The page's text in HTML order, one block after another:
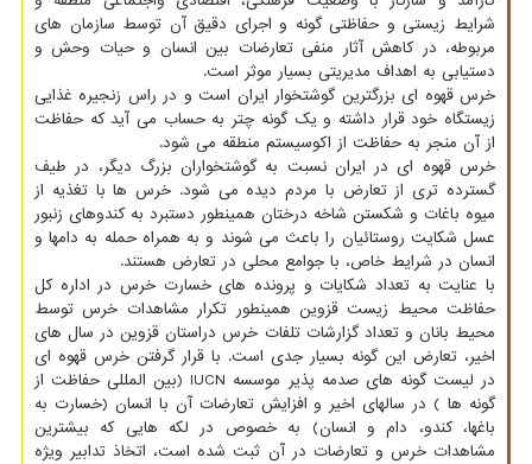
شرایط زیستی و حفاظتی گونه و اجرای دقیق آن توسط سازمان های
مربوطه، در کاهش آثار منفی تعارضات بین انسان و حیات وحش و
دستیابی به اهداف مدیریتی بسیار موثر است.
خرس قهوه ای بزرگترین گوشتخوار ایران است و در راس زنجیره غذایی
زیستگاه خود قرار داشته و یک گونه چتر به حساب می آید که حفاظت
از آن منجر به حفاظت از اکوسیستم منطقه می شود.
خرس قهوه ای در ایران نسبت به گوشتخواران بزرگ دیگر، در طیف
گسترده تری از تعارض با مردم دیده می شود. خرس ها با تغذیه از
میوه باغات و شکستن شاخه درختان همینطور دستبرد به کندوهای زنبور
عسل شکایت روستائیان را باعث می شوند و به همراه حمله به دامها و
انسان در شرایط خاص، با جوامع محلی در تعارض هستند.
با عنایت به تعداد شکایات و پرونده های خسارت خرس در اداره کل
حفاظت محیط زیست قزوین همینطور تکرار مشاهدات خرس توسط
محیط بانان و تعداد گزارشات تلفات خرس دراستان قزوین در سال های
اخیر، تعارض این گونه بسیار جدی است. با قرار گرفتن خرس قهوه ای
در لیست گونه های صدمه پذیر موسسه IUCN (بین المللی حفاظت از
گونه ها ) در سالهای اخیر و افزایش تعارضات آن با انسان (خسارت به
باغها، کندو، دام و انسان) به خصوص در لکه هایی که بیشترین
مشاهدات خرس و تعارضات در آن ثبت شده است، اتخاذ تدابیر ویژه